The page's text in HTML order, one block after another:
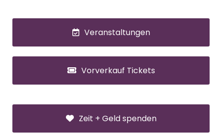
Veranstaltungen
Vorverkauf Tickets
Zeit + Geld spenden